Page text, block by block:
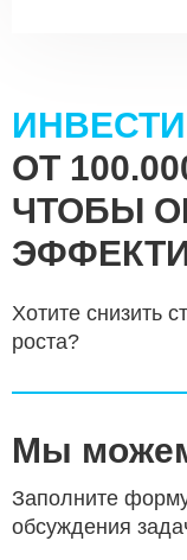
ОТ
ЧТОБЫ
Хотите снизить
роста?
Мы
Заполните
обсуждения